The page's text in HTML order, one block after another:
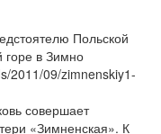
Польской
горе в Зимно
2011/09/zimnenskiy1-
совершает
«Зимненская». К